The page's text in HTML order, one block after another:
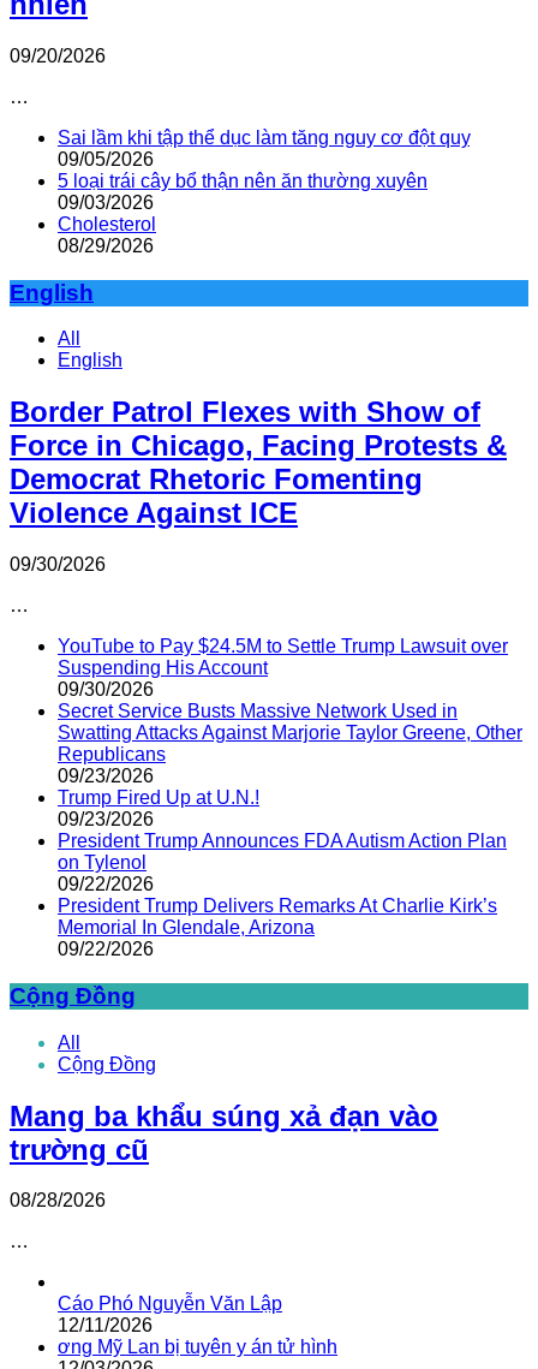
09/20/2026
…
Sai lầm khi tập thể dục làm tăng nguy cơ đột quỵ
09/05/2026
5 loại trái cây bổ thận nên ăn thường xuyên
09/03/2026
Cholesterol
08/29/2026
English
All
English
Border Patrol Flexes with Show of
Force in Chicago, Facing Protests &
Democrat Rhetoric Fomenting
Violence Against ICE
09/30/2026
…
YouTube to Pay $24.5M to Settle Trump Lawsuit over
Suspending His Account
09/30/2026
Secret Service Busts Massive Network Used in
Swatting Attacks Against Marjorie Taylor Greene, Other
Republicans
09/23/2026
Trump Fired Up at U.N.!
09/23/2026
President Trump Announces FDA Autism Action Plan
on Tylenol
09/22/2026
President Trump Delivers Remarks At Charlie Kirk’s
Memorial In Glendale, Arizona
09/22/2026
Cộng Đồng
All
Cộng Đồng
Mang ba khẩu súng xả đạn vào
trường cũ
08/28/2026
…
Cáo Phó Nguyễn Văn Lập
12/11/2026
ơng Mỹ Lan bị tuyên y án tử hình